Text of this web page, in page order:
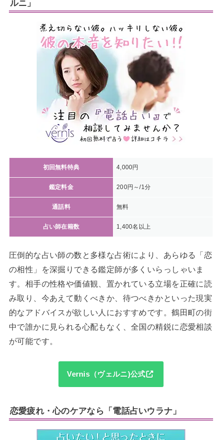
ルニ」
初回無料特典 4,000円
鑑定料金 200円～/1分
通話料 無料
占い師在籍数 1,400名以上
圧倒的な占い師の数と多様な占術により、あらゆる「恋
の相性」を深掘りできる鑑定師が多くいらっしゃいま
す。相手の性格や価値観、置かれている立場を正確に読
み取り、今あえて動くべきか、待つべきかといった現実
的なアドバイスが欲しい人におすすめです。鶴田町の街
中で誰かに見られる心配もなく、全国の精鋭に恋愛相談
が可能です。
Vernis（ヴェルニ)公式
恋愛疲れ・心のケアなら「電話占いウラナ」